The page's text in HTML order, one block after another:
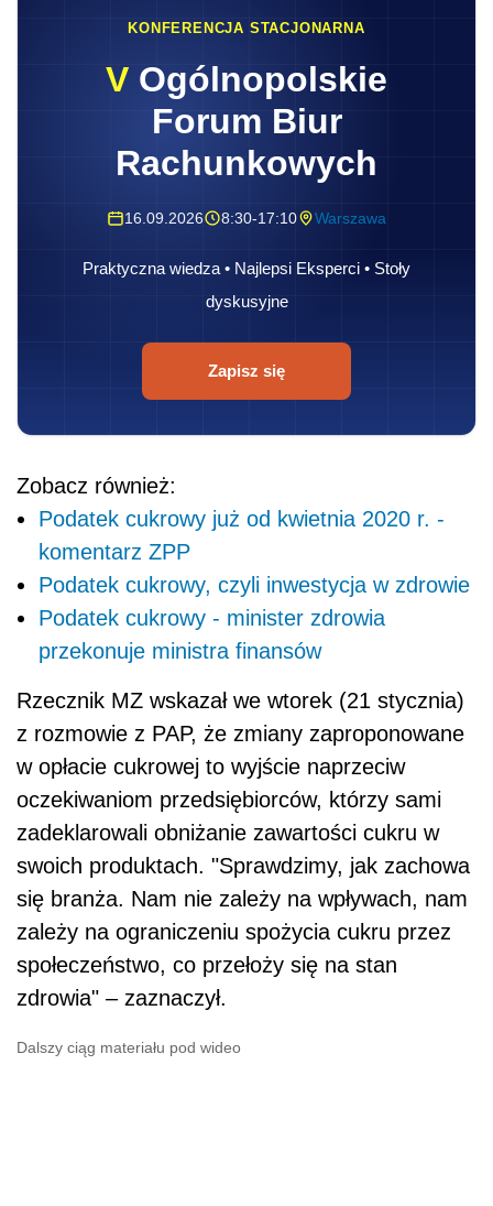
KONFERENCJA STACJONARNA
V Ogólnopolskie
Forum Biur
Rachunkowych
16.09.2026 8:30-17:10 Warszawa
Praktyczna wiedza • Najlepsi Eksperci • Stoły
dyskusyjne
Zapisz się
Zobacz również:
Podatek cukrowy już od kwietnia 2020 r. -
komentarz ZPP
Podatek cukrowy, czyli inwestycja w zdrowie
Podatek cukrowy - minister zdrowia
przekonuje ministra finansów
Rzecznik MZ wskazał we wtorek (21 stycznia)
z rozmowie z PAP, że zmiany zaproponowane
w opłacie cukrowej to wyjście naprzeciw
oczekiwaniom przedsiębiorców, którzy sami
zadeklarowali obniżanie zawartości cukru w
swoich produktach. "Sprawdzimy, jak zachowa
się branża. Nam nie zależy na wpływach, nam
zależy na ograniczeniu spożycia cukru przez
społeczeństwo, co przełoży się na stan
zdrowia" – zaznaczył.
Dalszy ciąg materiału pod wideo